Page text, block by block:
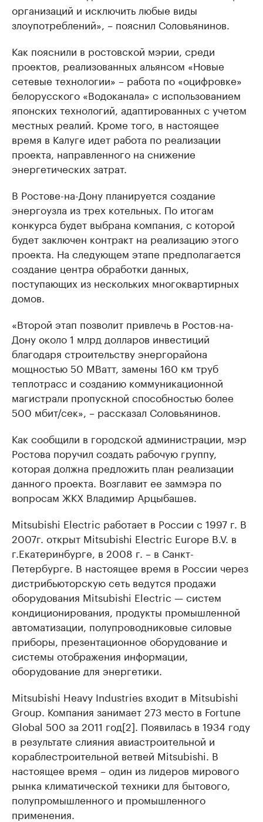
организаций и исключить любые виды
злоупотреблений», – пояснил Соловьянинов.
Как пояснили в ростовской мэрии, среди
проектов, реализованных альянсом «Новые
сетевые технологии» – работа по «оцифровке»
белорусского «Водоканала» с использованием
японских технологий, адаптированных с учетом
местных реалий. Кроме того, в настоящее
время в Калуге идет работа по реализации
проекта, направленного на снижение
энергетических затрат.
В Ростове-на-Дону планируется создание
энергоузла из трех котельных. По итогам
конкурса будет выбрана компания, с которой
будет заключен контракт на реализацию этого
проекта. На следующем этапе предполагается
создание центра обработки данных,
поступающих из нескольких многоквартирных
домов.
«Второй этап позволит привлечь в Ростов-на-
Дону около 1 млрд долларов инвестиций
благодаря строительству энергорайона
мощностью 50 МВатт, замены 160 км труб
теплотрасс и созданию коммуникационной
магистрали пропускной способностью более
500 мбит/сек», – рассказал Соловьянинов.
Как сообщили в городской администрации, мэр
Ростова поручил создать рабочую группу,
которая должна предложить план реализации
данного проекта. Возглавит ее заммэра по
вопросам ЖКХ Владимир Арцыбашев.
Mitsubishi Electric работает в России с 1997 г. В
2007г. открыт Mitsubishi Electric Europe B.V. в
г.Екатеринбурге, в 2008 г. – в Санкт-
Петербурге. В настоящее время в России через
дистрибьюторскую сеть ведутся продажи
оборудования Mitsubishi Electric — систем
кондиционирования, продукты промышленной
автоматизации, полупроводниковые силовые
приборы, презентационное оборудование и
системы отображения информации,
оборудование для энергетики.
Mitsubishi Heavy Industries входит в Mitsubishi
Group. Компания занимает 273 место в Fortune
Global 500 за 2011 год[2]. Появилась в 1934 году
в результате слияния авиастроительной и
кораблестроительной ветвей Mitsubishi. В
настоящее время – один из лидеров мирового
рынка климатической техники для бытового,
полупромышленного и промышленного
применения.